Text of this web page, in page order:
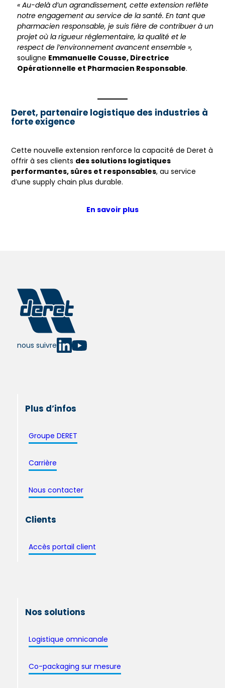
« Au-delà d’un agrandissement, cette extension reflète
notre engagement au service de la santé. En tant que
pharmacien responsable, je suis fière de contribuer à un
projet où la rigueur réglementaire, la qualité et le
respect de l’environnement avancent ensemble »,
souligne Emmanuelle Cousse, Directrice
Opérationnelle et Pharmacien Responsable.
Deret, partenaire logistique des industries à
forte exigence
Cette nouvelle extension renforce la capacité de Deret à
offrir à ses clients des solutions logistiques
performantes, sûres et responsables, au service
d’une supply chain plus durable.
En savoir plus
nous suivre
Plus d’infos
Groupe DERET
Carrière
Nous contacter
Clients
Accès portail client
Nos solutions
Logistique omnicanale
Co-packaging sur mesure